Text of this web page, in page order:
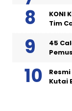
KONI
Tim
45
Kutai